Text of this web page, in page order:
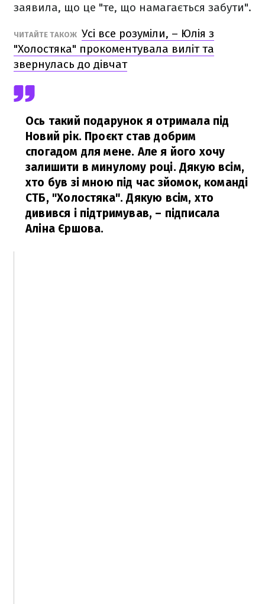
заявила, що це "те, що намагається забути".
ЧИТАЙТЕ ТАКОЖ Усі все розуміли, – Юлія з
"Холостяка" прокоментувала виліт та
звернулась до дівчат
Ось такий подарунок я отримала під
Новий рік. Проєкт став добрим
спогадом для мене. Але я його хочу
залишити в минулому році. Дякую всім,
хто був зі мною під час зйомок, команді
СТБ, "Холостяка". Дякую всім, хто
дивився і підтримував, – підписала
Аліна Єршова.